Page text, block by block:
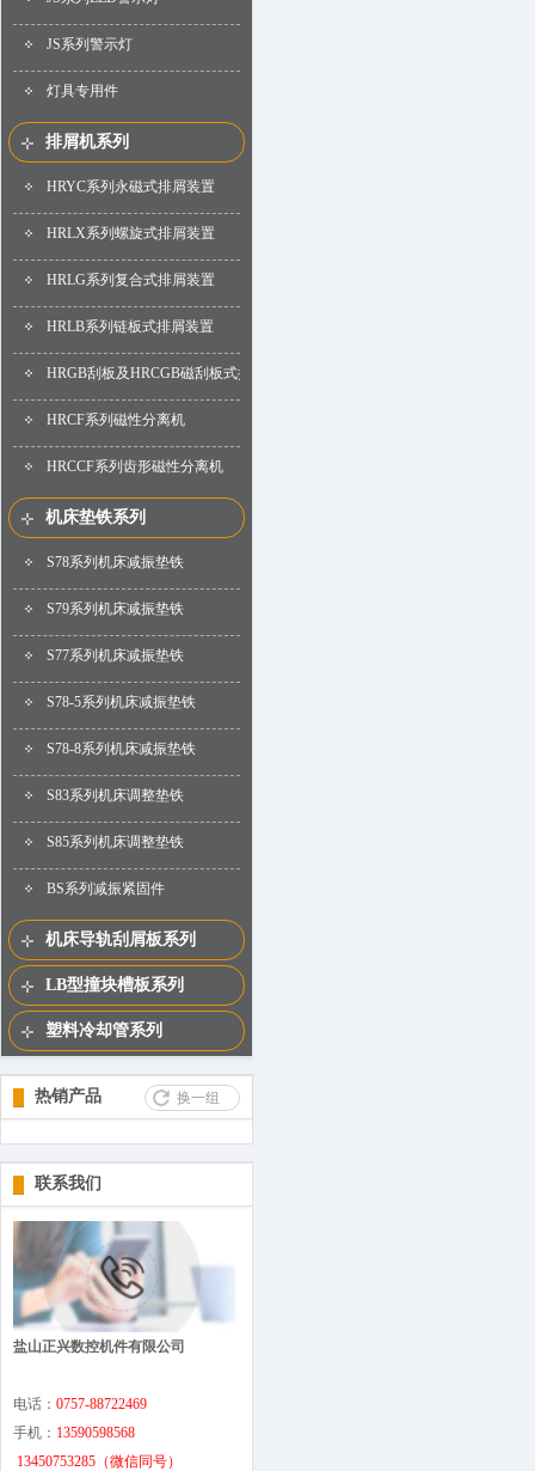
JS系列警示灯
灯具专用件
排屑机系列
HRYC系列永磁式排屑装置
HRLX系列螺旋式排屑装置
HRLG系列复合式排屑装置
HRLB系列链板式排屑装置
HRGB刮板及HRCGB磁刮板式排屑装置
HRCF系列磁性分离机
HRCCF系列齿形磁性分离机
机床垫铁系列
S78系列机床减振垫铁
S79系列机床减振垫铁
S77系列机床减振垫铁
S78-5系列机床减振垫铁
S78-8系列机床减振垫铁
S83系列机床调整垫铁
S85系列机床调整垫铁
BS系列减振紧固件
机床导轨刮屑板系列
LB型撞块槽板系列
塑料冷却管系列
换一组
热销产品
联系我们
盐山正兴数控机件有限公司
电话： 0757-88722469
手机： 13590598568
13450753285（微信同号）